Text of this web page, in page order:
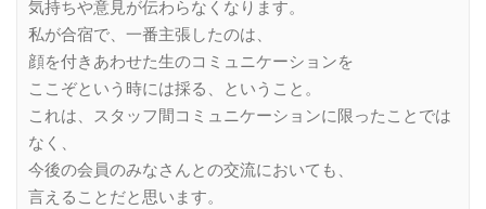
気持ちや意見が伝わらなくなります。
私が合宿で、一番主張したのは、
顔を付きあわせた生のコミュニケーションを
ここぞという時には採る、ということ。
これは、スタッフ間コミュニケーションに限ったことでは
なく、
今後の会員のみなさんとの交流においても、
言えることだと思います。